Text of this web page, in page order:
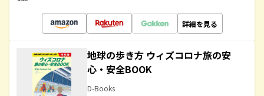
詳細を見る
地球の歩き方 ウィズコロナ旅の安
心・安全BOOK
D-Books